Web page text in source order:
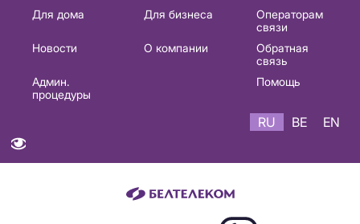
Основная
навигация
Для дома Для бизнеса
Операторам
связи
Новости
О компании
Обратная
связь
Админ.
процедуры
Помощь
RU BE EN